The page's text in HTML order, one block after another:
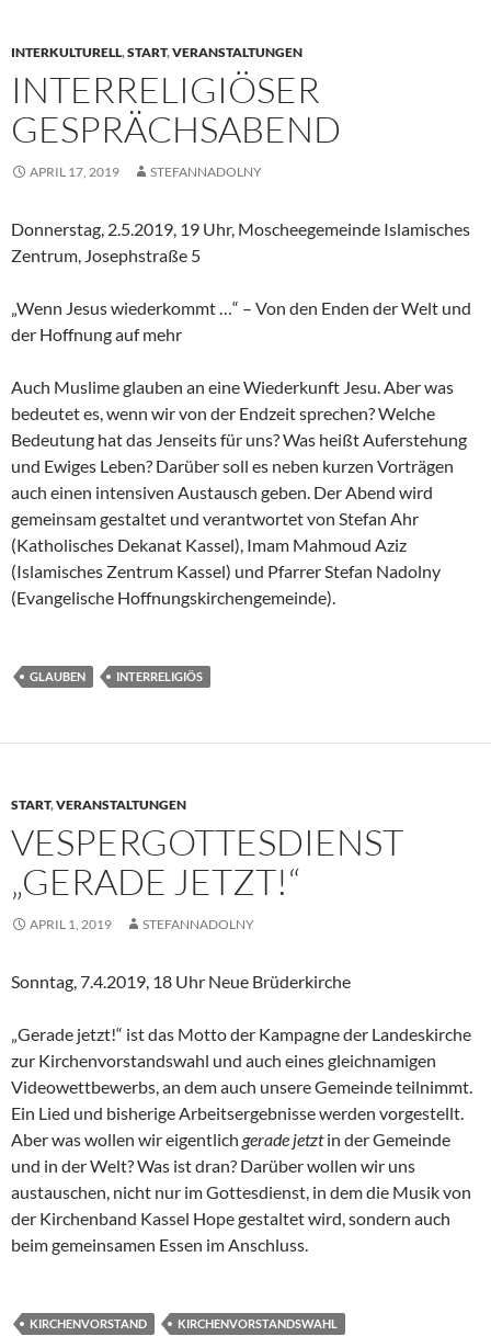
INTERKULTURELL,START,VERANSTALTUNGEN
INTERRELIGIÖSER
GESPRÄCHSABEND
APRIL 17, 2019 STEFANNADOLNY
Donnerstag, 2.5.2019, 19 Uhr, Moscheegemeinde Islamisches
Zentrum, Josephstraße 5
„Wenn Jesus wiederkommt …“ – Von den Enden der Welt und
der Hoffnung auf mehr
Auch Muslime glauben an eine Wiederkunft Jesu. Aber was
bedeutet es, wenn wir von der Endzeit sprechen? Welche
Bedeutung hat das Jenseits für uns? Was heißt Auferstehung
und Ewiges Leben? Darüber soll es neben kurzen Vorträgen
auch einen intensiven Austausch geben. Der Abend wird
gemeinsam gestaltet und verantwortet von Stefan Ahr
(Katholisches Dekanat Kassel), Imam Mahmoud Aziz
(Islamisches Zentrum Kassel) und Pfarrer Stefan Nadolny
(Evangelische Hoffnungskirchengemeinde).
GLAUBEN INTERRELIGIÖS
START,VERANSTALTUNGEN
VESPERGOTTESDIENST
„GERADE JETZT!“
APRIL 1, 2019 STEFANNADOLNY
Sonntag, 7.4.2019, 18 Uhr Neue Brüderkirche
„Gerade jetzt!“ ist das Motto der Kampagne der Landeskirche
zur Kirchenvorstandswahl und auch eines gleichnamigen
Videowettbewerbs, an dem auch unsere Gemeinde teilnimmt.
Ein Lied und bisherige Arbeitsergebnisse werden vorgestellt.
Aber was wollen wir eigentlich gerade jetztin der Gemeinde
und in der Welt? Was ist dran? Darüber wollen wir uns
austauschen, nicht nur im Gottesdienst, in dem die Musik von
der Kirchenband Kassel Hope gestaltet wird, sondern auch
beim gemeinsamen Essen im Anschluss.
KIRCHENVORSTAND KIRCHENVORSTANDSWAHL